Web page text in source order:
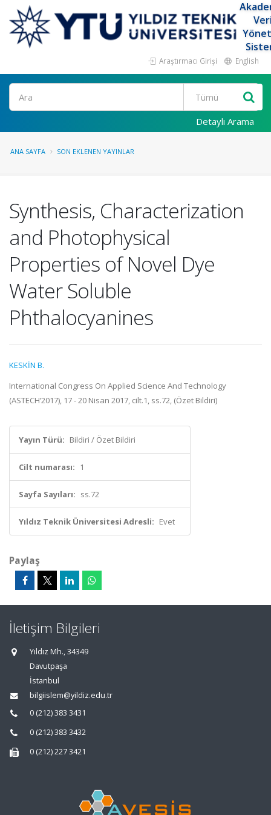
Araştırmacı Girişi English
Ara
Detaylı Arama
ANA SAYFA SON EKLENEN YAYINLAR
Synthesis, Characterization
and Photophysical
Properties of Novel Dye
Water Soluble
Phthalocyanines
KESKİN B.
International Congress On Applied Science And Technology
(ASTECH’2017), 17 - 20 Nisan 2017, cilt.1, ss.72, (Özet Bildiri)
Yayın Türü: Bildiri / Özet Bildiri
Cilt numarası: 1
Sayfa Sayıları: ss.72
Yıldız Teknik Üniversitesi Adresli: Evet
Paylaş
İletişim Bilgileri
Yıldız Mh., 34349
Davutpaşa
İstanbul
bilgiislem@yildiz.edu.tr
0 (212) 383 3431
0 (212) 383 3432
0 (212) 227 3421